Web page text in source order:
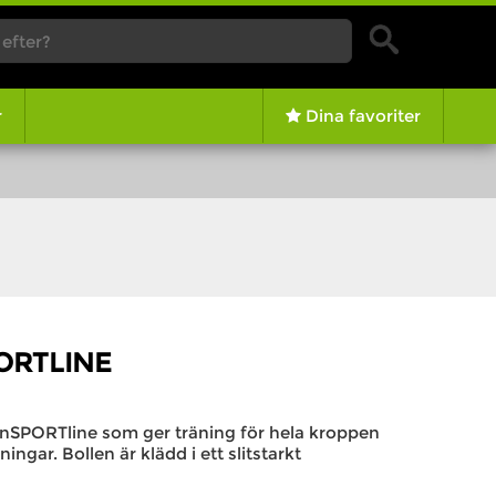
Dina favoriter
som ger träning för hela kroppen
Bollen är klädd i ett slitstarkt